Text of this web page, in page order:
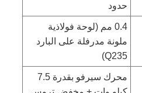
حدود
0.4 مم (لوحة فولاذية
ملونة مدرفلة على البارد
Q235)
محرك سيرفو بقدرة 7.5